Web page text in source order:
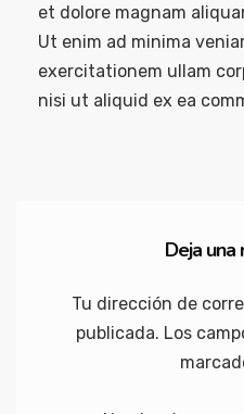
et dolore magnam
Ut enim ad minima
exercitationem ullam
nisi ut aliquid ex ea
Deja una
Tu dirección de
publicada. Los